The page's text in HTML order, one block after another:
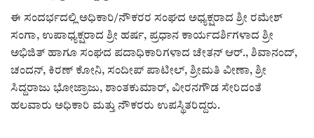
ಈ ಸಂದರ್ಭದಲ್ಲಿ ಅಧಿಕಾರಿ/ನೌಕರರ ಸಂಘದ ಅಧ್ಯಕ್ಷರಾದ ಶ್ರೀ ರಮೇಶ್
ಸಂಗಾ, ಉಪಾಧ್ಯಕ್ಷರಾದ ಶ್ರೀ ಹರ್ಷ, ಪ್ರಧಾನ ಕಾರ್ಯದರ್ಶಿಗಳಾದ ಶ್ರೀ
ಅಭಿಜಿತ್ ಹಾಗೂ ಸಂಘದ ಪದಾಧಿಕಾರಿಗಳಾದ ಚೇತನ್ ಆರ್., ಶಿವಾನಂದ್,
ಚಂದನ್, ಕಿರಣ್ ಕೋನಿ, ಸಂದೀಪ್ ಪಾಟೀಲ್, ಶ್ರೀಮತಿ ವೀಣಾ, ಶ್ರೀ
ಸಿದ್ದರಾಜು ಭೋಜ್ರಾಜು, ಶಾಂತಕುಮಾರ್, ವೀರನಗೌಡ ಸೇರಿದಂತೆ
ಹಲವಾರು ಅಧಿಕಾರಿ ಮತ್ತು ನೌಕರರು ಉಪಸ್ಥಿತರಿದ್ದರು.